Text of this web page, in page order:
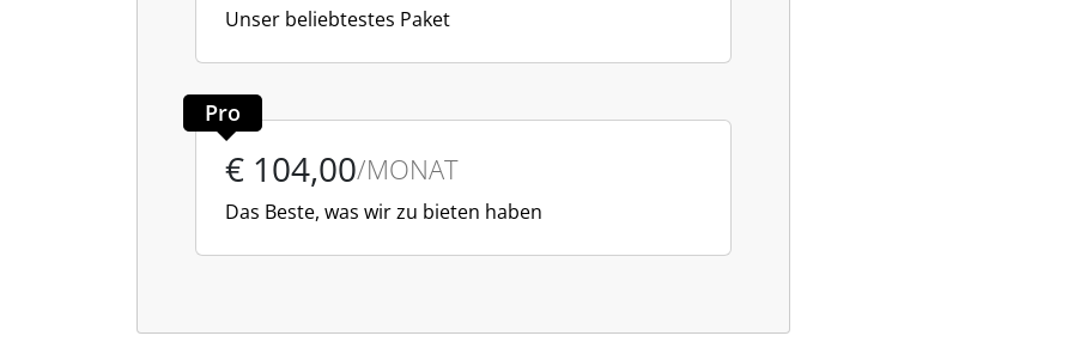
Unser beliebtestes Paket
Pro
€ 104,00/MONAT
Das Beste, was wir zu bieten haben